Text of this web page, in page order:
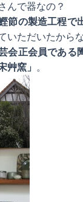
んで器なの？
節の製造工程で
いただいたから
会正会員である
艸窯」
。